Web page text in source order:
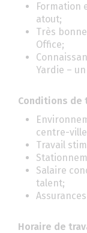
Formation
atout;
Très
Office;
Yardie –
Conditions de
centre-
Travail
Salaire
talent;
Horaire de